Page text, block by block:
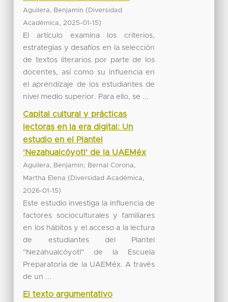
Aguilera, Benjamin ( Diversidad
Académica, 2025-01-15)
El artículo examina los criterios,
estrategias y desafíos en la selección
de textos literarios por parte de los
docentes, así como su influencia en
el aprendizaje de los estudiantes de
nivel medio superior. Para ello, se ...
Capital cultural y prácticas
lectoras en la era digital: Un
estudio en el Plantel
'Nezahualcóyotl' de la UAEMéx
Aguilera, Benjamin; Bernal Corona,
Martha Elena ( Diversidad Académica,
2026-01-15)
Este estudio investiga la influencia de
factores socioculturales y familiares
en los hábitos y el acceso a la lectura
de estudiantes del Plantel
"Nezahualcóyotl" de la Escuela
Preparatoria de la UAEMéx. A través
de un ...
El texto argumentativo